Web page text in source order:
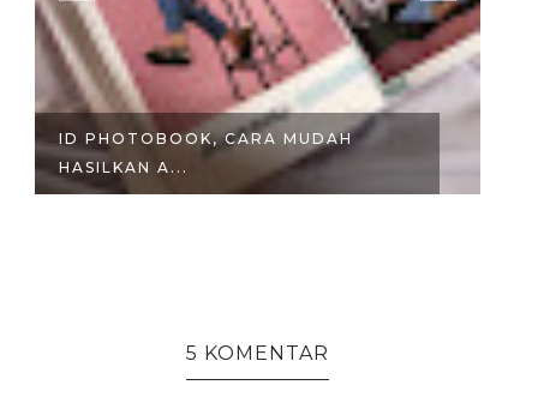
ID PHOTOBOOK, CARA MUDAH
HASILKAN A...
5 KOMENTAR